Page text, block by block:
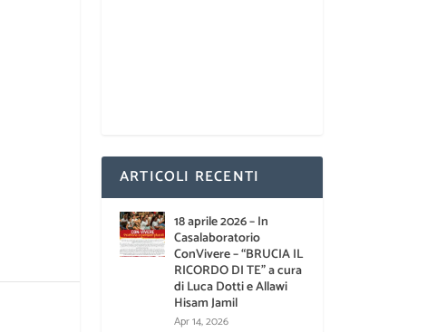
ARTICOLI RECENTI
18 aprile 2026 – In
Casalaboratorio
ConVivere – “BRUCIA IL
RICORDO DI TE” a cura
di Luca Dotti e Allawi
Hisam Jamil
Apr 14, 2026